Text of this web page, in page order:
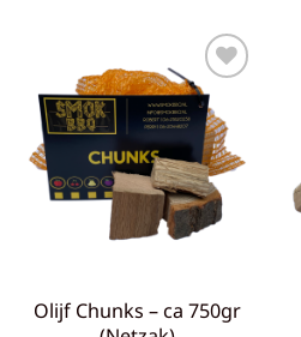
Toevoegen
aan
verlanglijst
Olijf Chunks – ca 750gr